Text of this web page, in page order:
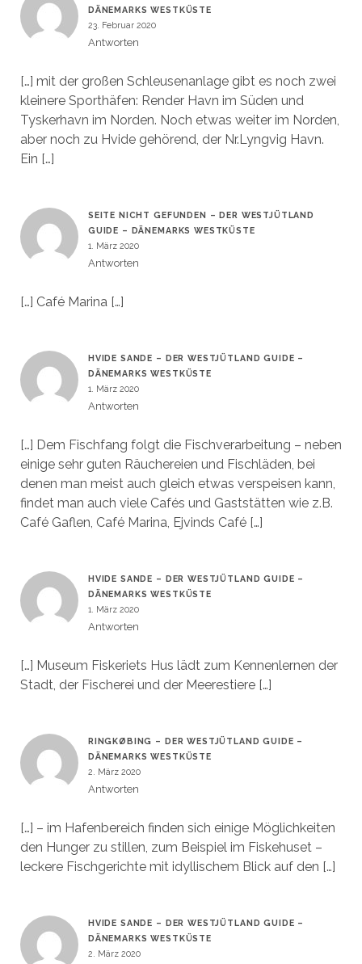
DÄNEMARKS WESTKÜSTE
23. Februar 2020
Antworten
[…] mit der großen Schleusenanlage gibt es noch zwei
kleinere Sporthäfen: Render Havn im Süden und
Tyskerhavn im Norden. Noch etwas weiter im Norden,
aber noch zu Hvide gehörend, der Nr.Lyngvig Havn.
Ein […]
SEITE NICHT GEFUNDEN – DER WESTJÜTLAND
GUIDE – DÄNEMARKS WESTKÜSTE
1. März 2020
Antworten
[…] Café Marina […]
HVIDE SANDE – DER WESTJÜTLAND GUIDE –
DÄNEMARKS WESTKÜSTE
1. März 2020
Antworten
[…] Dem Fischfang folgt die Fischverarbeitung – neben
einige sehr guten Räuchereien und Fischläden, bei
denen man meist auch gleich etwas verspeisen kann,
findet man auch viele Cafés und Gaststätten wie z.B.
Café Gaflen, Café Marina, Ejvinds Café […]
HVIDE SANDE – DER WESTJÜTLAND GUIDE –
DÄNEMARKS WESTKÜSTE
1. März 2020
Antworten
[…] Museum Fiskeriets Hus lädt zum Kennenlernen der
Stadt, der Fischerei und der Meerestiere […]
RINGKØBING – DER WESTJÜTLAND GUIDE –
DÄNEMARKS WESTKÜSTE
2. März 2020
Antworten
[…] – im Hafenbereich finden sich einige Möglichkeiten
den Hunger zu stillen, zum Beispiel im Fiskehuset –
leckere Fischgerichte mit idyllischem Blick auf den […]
HVIDE SANDE – DER WESTJÜTLAND GUIDE –
DÄNEMARKS WESTKÜSTE
2. März 2020